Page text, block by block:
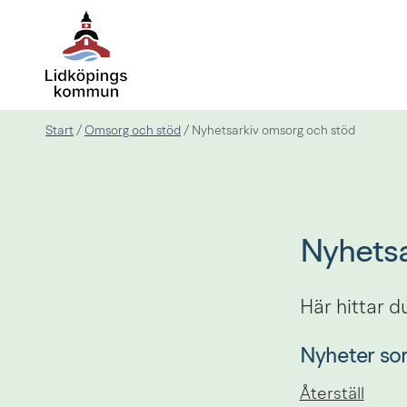
Start / Omsorg och stöd / Nyhetsarkiv omsorg och stöd
Här hittar
Nyheter
Återställ